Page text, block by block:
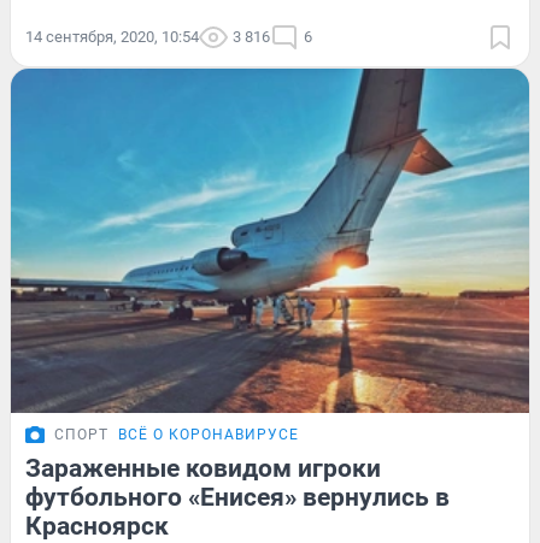
14 сентября, 2020, 10:54 3 816 6
СПОРТ ВСЁ О КОРОНАВИРУСЕ
Зараженные ковидом игроки
футбольного «Енисея» вернулись в
Красноярск